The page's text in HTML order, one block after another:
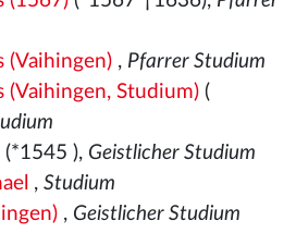
(Vaihingen), Pfarrer Studium
(Vaihingen, Studium)(
(*1545 ), Geistlicher Studium
, Studium
, Geistlicher Studium